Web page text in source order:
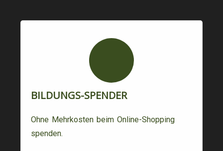
BILDUNGS-SPENDER
Ohne Mehrkosten beim Online-Shopping
spenden.